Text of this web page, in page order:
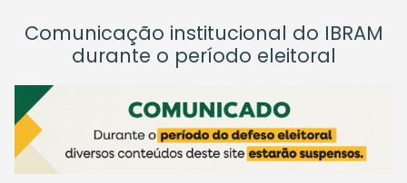
Comunicação institucional do IBRAM
durante o período eleitoral